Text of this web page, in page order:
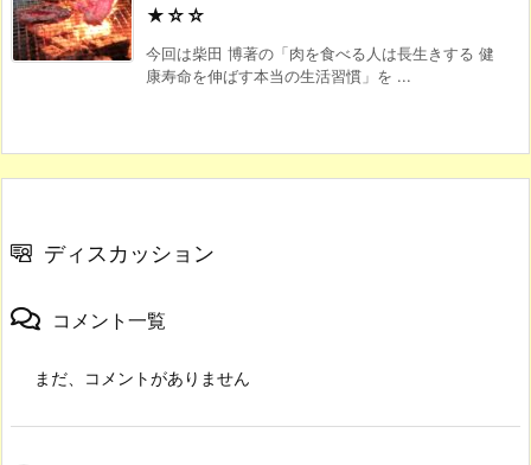
★☆☆
今回は柴田 博著の「肉を食べる人は長生きする 健
康寿命を伸ばす本当の生活習慣」を ...
ディスカッション
コメント一覧
まだ、コメントがありません